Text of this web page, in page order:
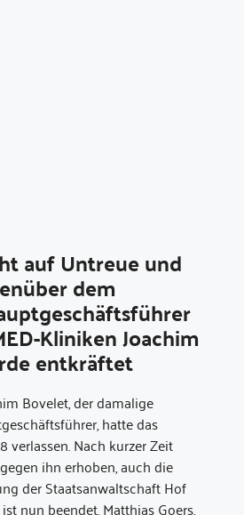
auf Untreue und
dem
Kliniken Joachim
entkräftet
Bovelet, der damalige
hatte das
verlassen. Nach kurzer Zeit
ihn erhoben, auch die
der Staatsanwaltschaft Hof
nun beendet. Matthias Goers,